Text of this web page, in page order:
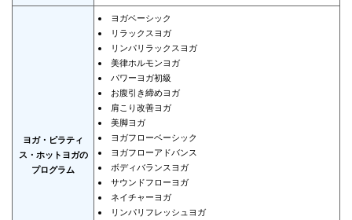
ヨガ・ピラティ
ス・ホットヨガの
プログラム
ヨガベーシック
リラックスヨガ
リンパリラックスヨガ
美律ホルモンヨガ
パワーヨガ初級
お腹引き締めヨガ
肩こり改善ヨガ
美脚ヨガ
ヨガフローベーシック
ヨガフローアドバンス
ボディバランスヨガ
サウンドフローヨガ
ネイチャーヨガ
リンパリフレッシュヨガ